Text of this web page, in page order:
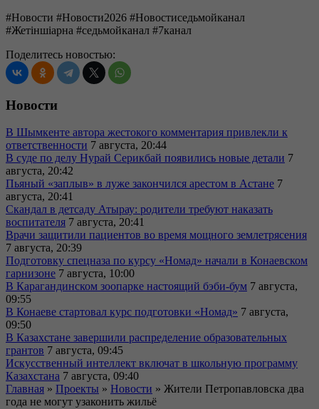
#Новости #Новости2026 #Новостиседьмойканал
#Жетіншіарна #седьмойканал #7канал
Поделитесь новостью:
Новости
В Шымкенте автора жестокого комментария привлекли к
ответственности 7 августа, 20:44
В суде по делу Нурай Серикбай появились новые детали 7
августа, 20:42
Пьяный «заплыв» в луже закончился арестом в Астане 7
августа, 20:41
Скандал в детсаду Атырау: родители требуют наказать
воспитателя 7 августа, 20:41
Врачи защитили пациентов во время мощного землетрясения
7 августа, 20:39
Подготовку спецназа по курсу «Номад» начали в Конаевском
гарнизоне 7 августа, 10:00
В Карагандинском зоопарке настоящий бэби-бум 7 августа,
09:55
В Конаеве стартовал курс подготовки «Номад» 7 августа,
09:50
В Казахстане завершили распределение образовательных
грантов 7 августа, 09:45
Искусственный интеллект включат в школьную программу
Казахстана 7 августа, 09:40
Главная » Проекты » Новости » Жители Петропавловска два
года не могут узаконить жильё